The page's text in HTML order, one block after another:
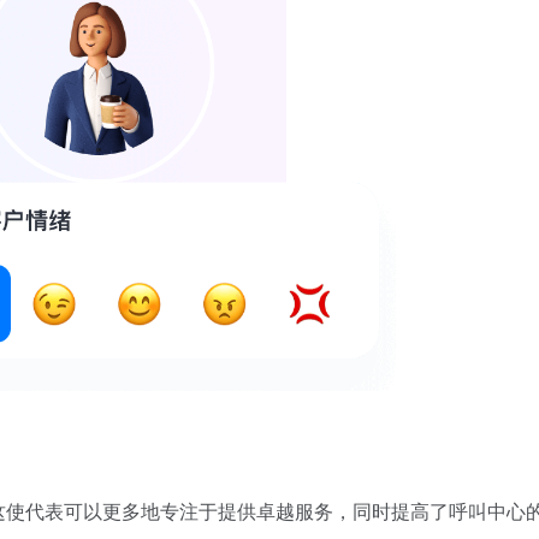
代表可以更多地专注于提供卓越服务，同时提高了呼叫中心